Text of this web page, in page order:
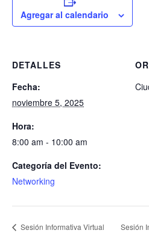
Agregar al calendario
DETALLES
Fecha:
noviembre 5, 2025
Hora:
8:00 am - 10:00 am
Categoría del Evento:
Networking
Sesión Informativa Virtual Sesión